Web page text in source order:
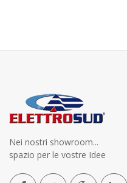
Nei nostri showroom...
spazio per le vostre Idee